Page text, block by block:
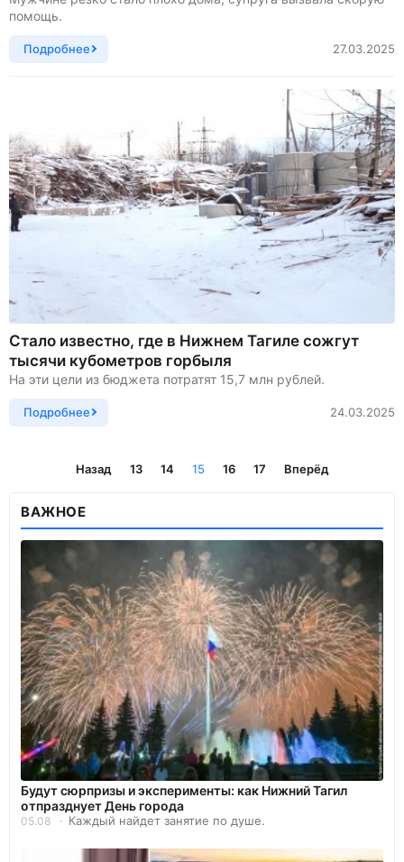
помощь.
Подробнее 27.03.2025
Стало известно, где в Нижнем Тагиле сожгут
тысячи кубометров горбыля
На эти цели из бюджета потратят 15,7 млн рублей.
Подробнее 24.03.2025
Назад 13 14 15 16 17 Вперёд
ВАЖНОЕ
Будут сюрпризы и эксперименты: как Нижний Тагил
отпразднует День города
05.08 Каждый найдет занятие по душе.